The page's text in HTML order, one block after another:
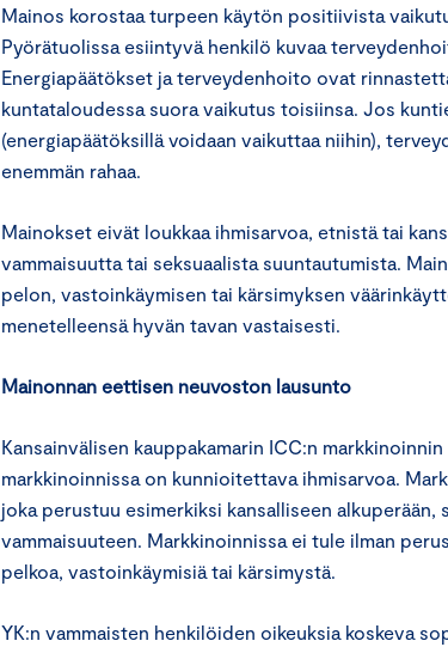
Mainos korostaa turpeen käytön positiivista
Pyörätuolissa esiintyvä henkilö kuvaa
Energiapäätökset ja terveydenhoito ovat
kuntataloudessa suora vaikutus toisiinsa. Jos
(energiapäätöksillä voidaan vaikuttaa niihin),
enemmän rahaa.
Mainokset eivät loukkaa ihmisarvoa, etnistä tai
vammaisuutta tai seksuaalista suuntautumista.
pelon, vastoinkäymisen tai kärsimyksen
menetelleensä hyvän tavan vastaisesti.
Mainonnan eettisen neuvoston lausunto
Kansainvälisen kauppakamarin ICC:n
markkinoinnissa on kunnioitettava ihmisarvoa.
joka perustuu esimerkiksi kansalliseen alkuperään,
vammaisuuteen. Markkinoinnissa ei tule ilman
pelkoa, vastoinkäymisiä tai kärsimystä.
YK:n vammaisten henkilöiden oikeuksia koskeva